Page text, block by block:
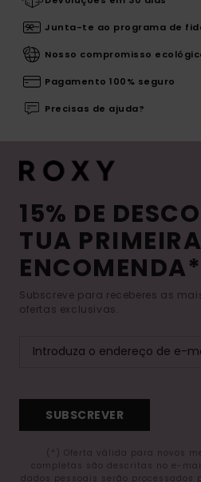
Junta-te ao programa de
Nosso compromisso
Pagamento 100% seguro
Precisas de ajuda?
15% DE
TUA PRIMEIRA
ENCOMENDA*
Subscreve para receberes as
ofertas exclusivas.
SUBSCREVER
(*) Oferta válida para novos
completas são descritas no e-
dados pessoais serão processados